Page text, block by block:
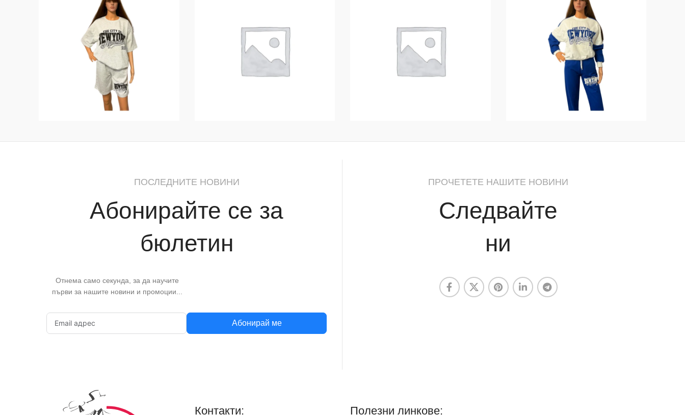
ПОСЛЕДНИТЕ НОВИНИ
Абонирайте се за
бюлетин
Отнема само секунда, за да научите
първи за нашите новини и промоции...
Абонирай ме
ПРОЧЕТЕТЕ НАШИТЕ НОВИНИ
Следвайте
ни
Контакти: Полезни линкове: